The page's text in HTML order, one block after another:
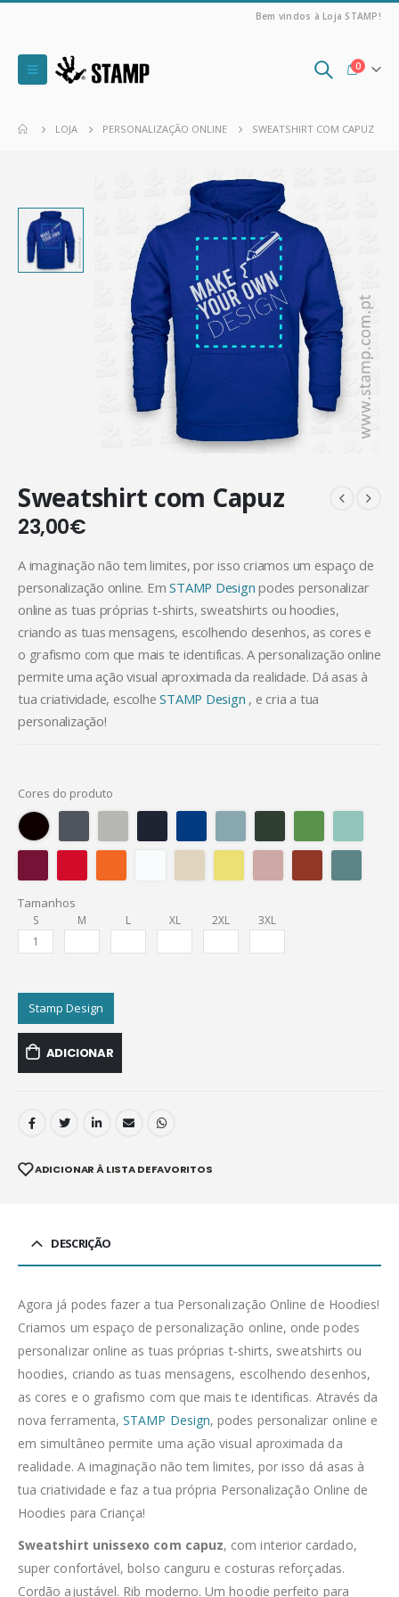
Bem vindos à Loja STAMP!
0
LOJA PERSONALIZAÇÃO ONLINE SWEATSHIRT COM CAPUZ
Sweatshirt com Capuz
23,00€
A imaginação não tem limites, por isso criamos um espaço de
personalização online. EmSTAMP Design podes personalizar
online as tuas próprias t-shirts, sweatshirts ou hoodies,
criando as tuas mensagens, escolhendo desenhos, as cores e
o grafismo com que mais te identificas. A personalização online
permite uma ação visual aproximada da realidade. Dá asas à
tua criatividade, escolheSTAMP Design , e cria a tua
personalização!
Cores do produto
Tamanhos
S M L XL 2XL 3XL
Stamp Design
ADICIONAR
ADICIONAR À LISTA DE FAVORITOS
DESCRIÇÃO
Agora já podes fazer a tua Personalização Online de Hoodies!
Criamos um espaço de personalização online, onde podes
personalizar online as tuas próprias t-shirts, sweatshirts ou
hoodies, criando as tuas mensagens, escolhendo desenhos,
as cores e o grafismo com que mais te identificas. Através da
nova ferramenta,STAMP Design, podes personalizar online e
em simultâneo permite uma ação visual aproximada da
realidade. A imaginação não tem limites, por isso dá asas à
tua criatividade e faz a tua própria Personalização Online de
Hoodies para Criança!
Sweatshirt unissexo com capuz, com interior cardado,
super confortável, bolso canguru e costuras reforçadas.
Cordão ajustável. Rib moderno. Um hoodie perfeito para